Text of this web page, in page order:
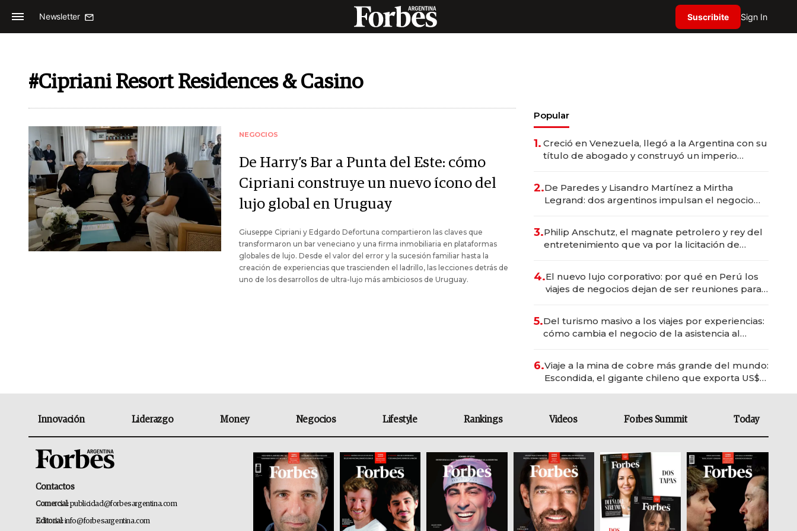
Newsletter Suscribite Sign In
#Cipriani Resort Residences & Casino
NEGOCIOS
De Harry’s Bar a Punta del Este: cómo
Cipriani construye un nuevo ícono del
lujo global en Uruguay
Giuseppe Cipriani y Edgardo Defortuna compartieron las claves que
transformaron un bar veneciano y una firma inmobiliaria en plataformas
globales de lujo. Desde el valor del error y la sucesión familiar hasta la
creación de experiencias que trascienden el ladrillo, las lecciones detrás de
uno de los desarrollos de ultra-lujo más ambiciosos de Uruguay.
Popular
1. Creció en Venezuela, llegó a la Argentina con su
título de abogado y construyó un imperio
2.De Paredes y Lisandro Martínez a Mirtha
Legrand: dos argentinos impulsan el negocio
3.Philip Anschutz, el magnate petrolero y rey del
entretenimiento que va por la licitación de
4.El nuevo lujo corporativo: por qué en Perú los
viajes de negocios dejan de ser reuniones para
5.Del turismo masivo a los viajes por experiencias:
cómo cambia el negocio de la asistencia al
6.Viaje a la mina de cobre más grande del mundo:
Escondida, el gigante chileno que exporta US$
Innovación Liderazgo Money Negocios Lifestyle Rankings Videos Forbes Summit Today
Contactos
Comercial:publicidad@forbesargentina.com
Editorial:info@forbesargentina.com